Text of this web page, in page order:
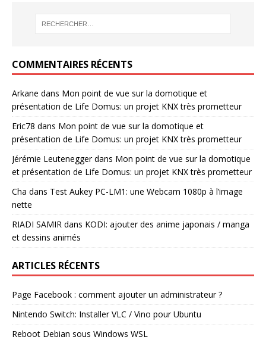
COMMENTAIRES RÉCENTS
Arkane dans Mon point de vue sur la domotique et
présentation de Life Domus: un projet KNX très prometteur
Eric78 dans Mon point de vue sur la domotique et
présentation de Life Domus: un projet KNX très prometteur
Jérémie Leuteneggerdans Mon point de vue sur la domotique
et présentation de Life Domus: un projet KNX très prometteur
Cha dans Test Aukey PC-LM1: une Webcam 1080p à l’image
nette
RIADI SAMIR dans KODI: ajouter des anime japonais / manga
et dessins animés
ARTICLES RÉCENTS
Page Facebook : comment ajouter un administrateur ?
Nintendo Switch: Installer VLC / Vino pour Ubuntu
Reboot Debian sous Windows WSL